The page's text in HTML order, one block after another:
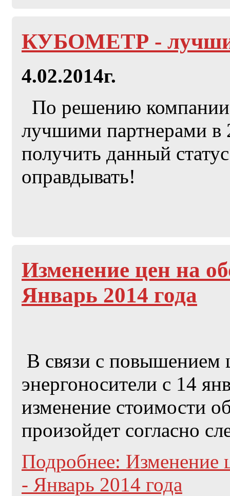
КУБОМЕТР -
4.02.2014г.
По решению
лучшими партнерами
получить данный
оправдывать!
Изменение цен на
Январь 2014 года
В связи с повышением
энергоносители с 14
изменение стоимости
произойдет согласно
Подробнее: Изменение
- Январь 2014 года